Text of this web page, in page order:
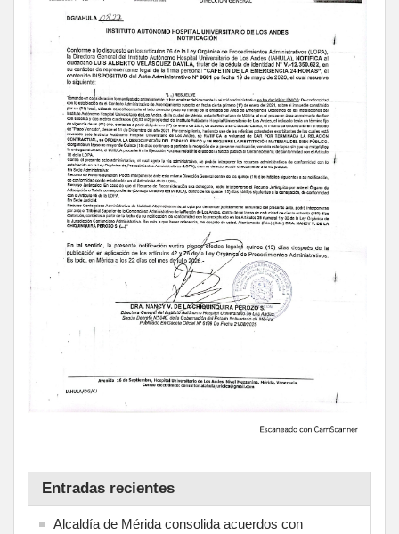
Entradas recientes
Alcaldía de Mérida consolida acuerdos con